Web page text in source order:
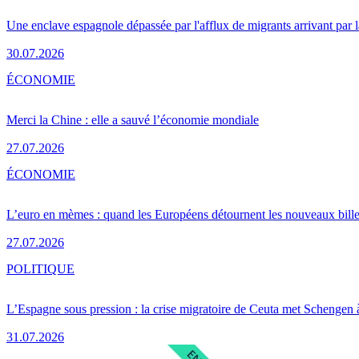
Une enclave espagnole dépassée par l'afflux de migrants arrivant par
30.07.2026
Merci la Chine : elle a sauvé l’économie mondiale
27.07.2026
ÉCONOMIE
L’euro en mèmes : quand les Européens détournent les nouveaux
27.07.2026
ÉCONOMIE
L’Espagne sous pression : la crise migratoire de Ceuta met Schengen
31.07.2026
POLITIQUE